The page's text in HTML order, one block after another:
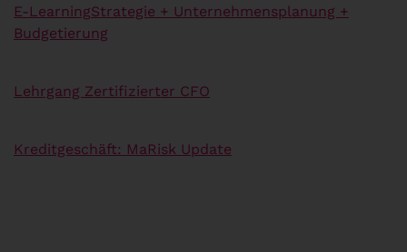
E-LearningStrategie + Unternehmensplanung +
Budgetierung
Lehrgang Zertifizierter CFO
Kreditgeschäft: MaRisk Update